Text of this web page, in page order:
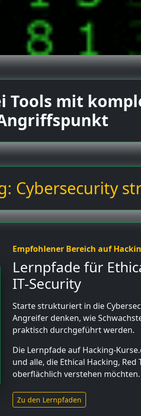
Tools mit
Cybersecurity
Empfohlener Bereich auf
Lernpfade für
IT-Security
Starte strukturiert in die
Angreifer denken, wie
praktisch durchgeführt werden.
Die Lernpfade auf Hacking-
und alle, die Ethical Hacking,
oberflächlich verstehen möchten.
Zu den Lernpfaden